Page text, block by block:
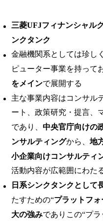
三菱UFJフィナンシャル
ンクタンク
金融機関系としては珍し
ピューター事業を持って
をメインで展開する
主な事業内容はコンサル
ート、政策研究・提言、
であり、 中央官庁向けの
ンサルティングから、 地
小企業向けコンサルティ
活動内容が広範囲にわた
日系シンクタンクとして
たすための“プラットフォ
大の強みでありこの“プラ